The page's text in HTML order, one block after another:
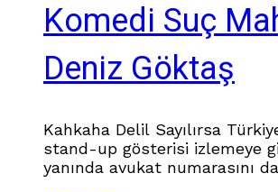
Komedi Suç
Deniz Göktaş
Kahkaha Delil Sayılırsa
stand-up gösterisi izlemeye
yanında avukat numarasını